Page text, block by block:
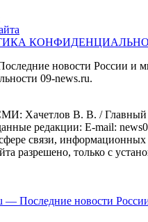
новости России и
09-news.ru.
Хaчeтлoв B. B. /
редакции: E-mail:
связи,
разрешено, только с